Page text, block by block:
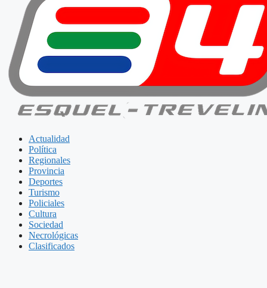
Actualidad
Política
Regionales
Provincia
Deportes
Turismo
Policiales
Cultura
Sociedad
Necrológicas
Clasificados